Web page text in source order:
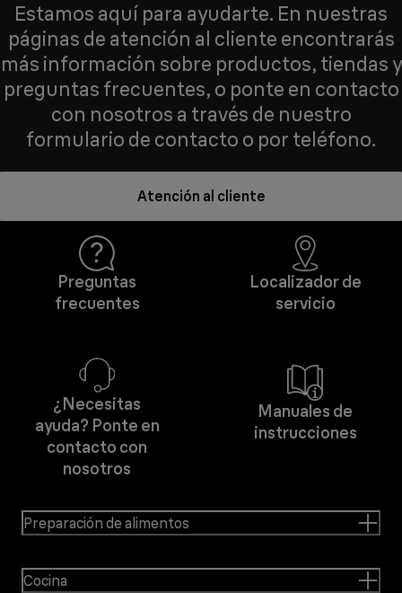
Estamos aquí para ayudarte. En nuestras
páginas de atención al cliente encontrarás
más información sobre productos, tiendas y
preguntas frecuentes, o ponte en contacto
con nosotros a través de nuestro
formulario de contacto o por teléfono.
Atención al cliente
Preguntas
frecuentes
Localizador de
servicio
¿Necesitas
ayuda? Ponte en
contacto con
nosotros
Manuales de
instrucciones
Preparación de alimentos
Cocina